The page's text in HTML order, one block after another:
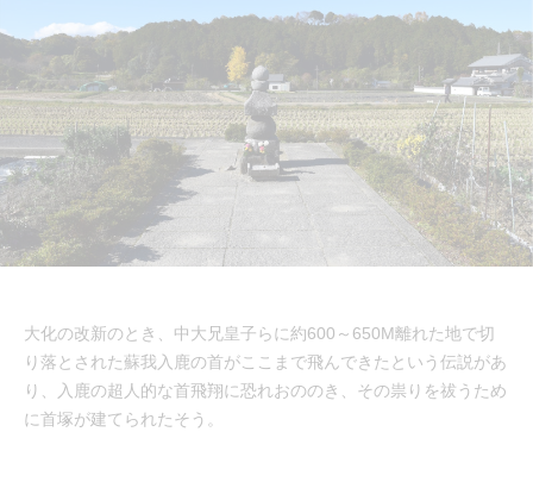
大化の改新のとき、中大兄皇子らに約600～650M離れた地で切
り落とされた蘇我入鹿の首がここまで飛んできたという伝説があ
り、入鹿の超人的な首飛翔に恐れおののき、その祟りを祓うため
に首塚が建てられたそう。